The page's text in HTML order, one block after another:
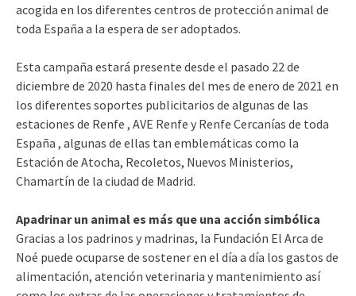
acogida en los diferentes centros de protección animal de
toda España a la espera de ser adoptados.
Esta campaña estará presente desde el pasado 22 de
diciembre de 2020 hasta finales del mes de enero de 2021 en
los diferentes soportes publicitarios de algunas de las
estaciones de Renfe , AVE Renfe y Renfe Cercanías de toda
España , algunas de ellas tan emblemáticas como la
Estación de Atocha, Recoletos, Nuevos Ministerios,
Chamartín de la ciudad de Madrid.
Apadrinar un animal es más que una acción simbólica
Gracias a los padrinos y madrinas, la Fundación El Arca de
Noé puede ocuparse de sostener en el día a día los gastos de
alimentación, atención veterinaria y mantenimiento así